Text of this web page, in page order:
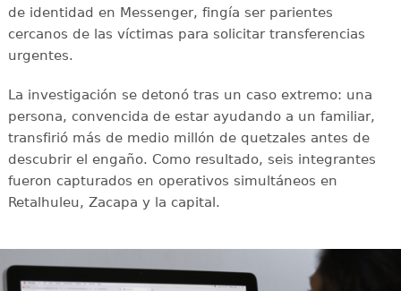
de identidad en Messenger, fingía ser parientes
cercanos de las víctimas para solicitar transferencias
urgentes.
La investigación se detonó tras un caso extremo: una
persona, convencida de estar ayudando a un familiar,
transfirió más de medio millón de quetzales antes de
descubrir el engaño. Como resultado, seis integrantes
fueron capturados en operativos simultáneos en
Retalhuleu, Zacapa y la capital.